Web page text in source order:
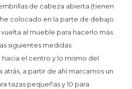
de cabeza abierta (tienen
colocado en la parte de debajo
al mueble para hacerlo más
siguientes medidas:
hacia el centro y lo mismo del
a partir de ahí marcamos un
tazas pequeñas y 10 para